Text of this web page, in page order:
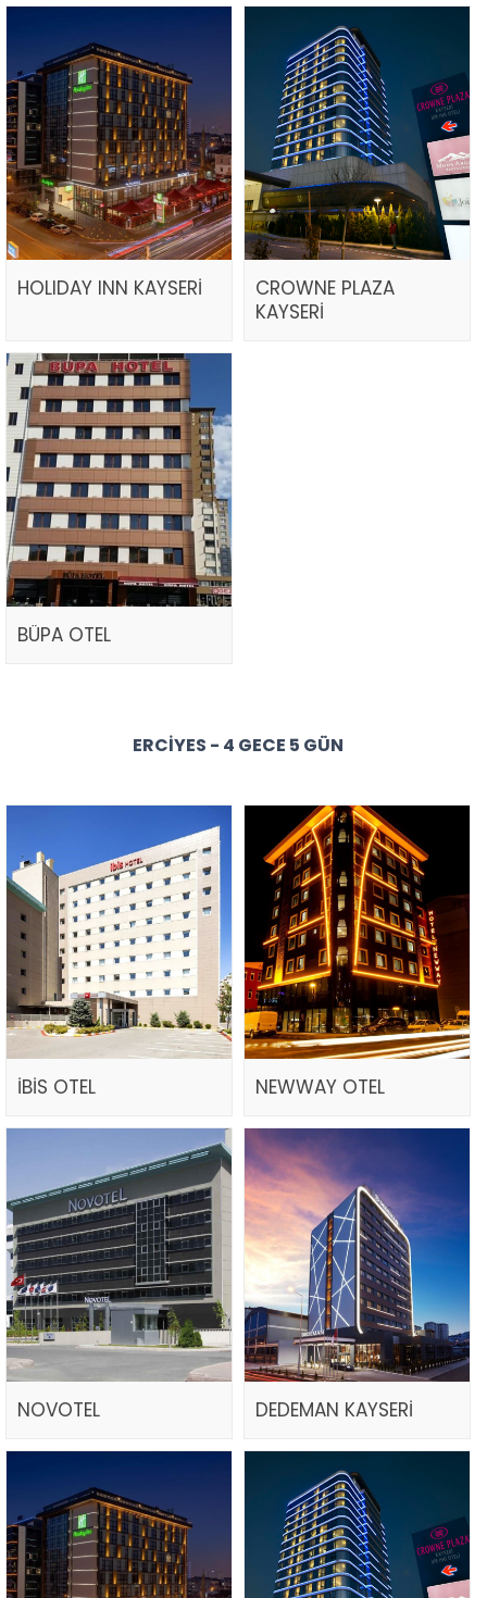
HOLIDAY INN KAYSERİ
CROWNE PLAZA
KAYSERİ
BÜPA OTEL
ERCIYES - 4 GECE 5 GÜN
İBİS OTEL NEWWAY OTEL
NOVOTEL DEDEMAN KAYSERİ